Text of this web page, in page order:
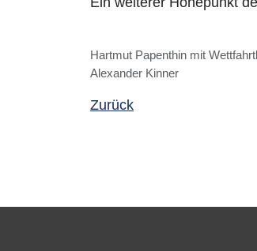
Hartmut Papenthin mit
Alexander Kinner
Zurück